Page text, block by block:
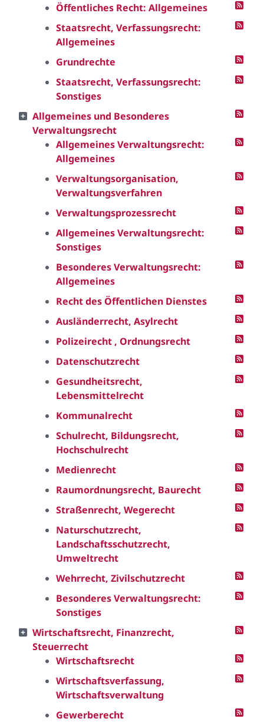
Öffentliches Recht: Allgemeines
Staatsrecht, Verfassungsrecht:
Allgemeines
Grundrechte
Staatsrecht, Verfassungsrecht:
Sonstiges
Allgemeines und Besonderes
Verwaltungsrecht
Allgemeines Verwaltungsrecht:
Allgemeines
Verwaltungsorganisation,
Verwaltungsverfahren
Verwaltungsprozessrecht
Allgemeines Verwaltungsrecht:
Sonstiges
Besonderes Verwaltungsrecht:
Allgemeines
Recht des Öffentlichen Dienstes
Ausländerrecht, Asylrecht
Polizeirecht , Ordnungsrecht
Datenschutzrecht
Gesundheitsrecht,
Lebensmittelrecht
Kommunalrecht
Schulrecht, Bildungsrecht,
Hochschulrecht
Medienrecht
Raumordnungsrecht, Baurecht
Straßenrecht, Wegerecht
Naturschutzrecht,
Landschaftsschutzrecht,
Umweltrecht
Wehrrecht, Zivilschutzrecht
Besonderes Verwaltungsrecht:
Sonstiges
Wirtschaftsrecht, Finanzrecht,
Steuerrecht
Wirtschaftsrecht
Wirtschaftsverfassung,
Wirtschaftsverwaltung
Gewerberecht